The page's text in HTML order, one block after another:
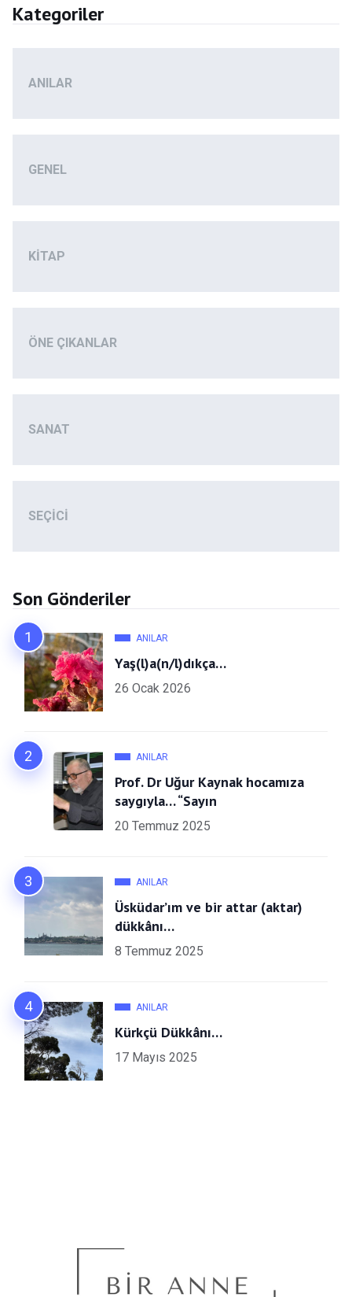
Kategoriler
ANILAR
GENEL
KITAP
ÖNE ÇIKANLAR
SANAT
SEÇICI
Son Gönderiler
ANILAR
Yaş(l)a(n/l)dıkça…
26 Ocak 2026
ANILAR
Prof. Dr Uğur Kaynak hocamıza
saygıyla… “Sayın
20 Temmuz 2025
ANILAR
Üsküdar’ım ve bir attar (aktar)
dükkânı…
8 Temmuz 2025
ANILAR
Kürkçü Dükkânı…
17 Mayıs 2025